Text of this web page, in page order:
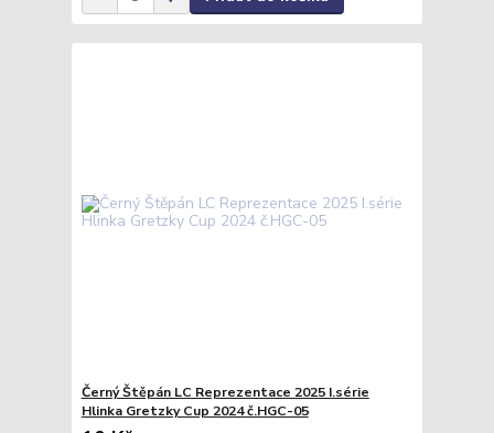
Černý Štěpán LC Reprezentace 2025 I.série
Hlinka Gretzky Cup 2024 č.HGC-05